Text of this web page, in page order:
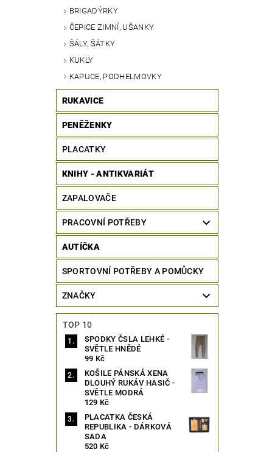
BRIGADÝRKY
ČEPICE ZIMNÍ, UŠANKY
ŠÁLY, ŠÁTKY
KUKLY
KAPUCE, PODHELMOVKY
RUKAVICE
PENĚŽENKY
PLACATKY
KNIHY - ANTIKVARIÁT
ZAPALOVAČE
PRACOVNÍ POTŘEBY
AUTÍČKA
SPORTOVNÍ POTŘEBY A POMŮCKY
ZNAČKY
TOP 10
SPODKY ČSLA LEHKÉ -
SVĚTLE HNĚDÉ
99 Kč
KOŠILE PÁNSKÁ XENA
DLOUHÝ RUKÁV HASIČ -
SVĚTLE MODRÁ
129 Kč
PLACATKA ČESKÁ
REPUBLIKA - DÁRKOVÁ
SADA
520 Kč